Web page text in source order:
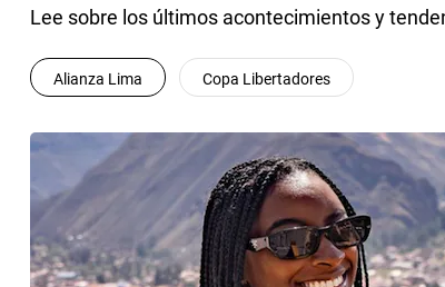
Lee sobre los últimos acontecimientos y
Alianza Lima Copa Libertadores